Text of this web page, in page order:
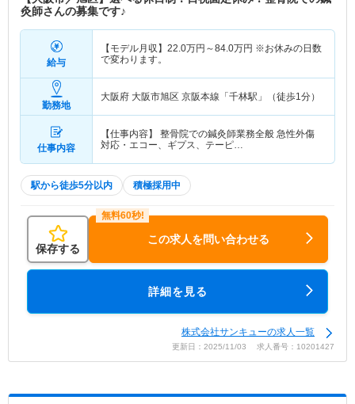
灸師さんの募集です♪
給与
【モデル月収】 22.0万円～84.0万円 ※お休みの日数
で変わります。
勤務地
大阪府 大阪市旭区 京阪本線「千林駅」（徒歩1分）
仕事内容
【仕事内容】 整骨院での鍼灸師業務全般 急性外傷
対応・エコー、ギプス、テーピ…
駅から徒歩5分以内 積極採用中
保存する
この求人を問い合わせる
詳細を見る
株式会社サンキューの求人一覧
更新日：2025/11/03 求人番号：10201427